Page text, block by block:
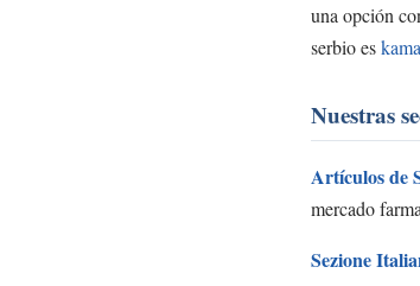
una opción
serbio es
Nuestras
Artículos de
mercado
Sezione